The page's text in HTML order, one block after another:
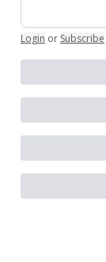
Login or Subscribe